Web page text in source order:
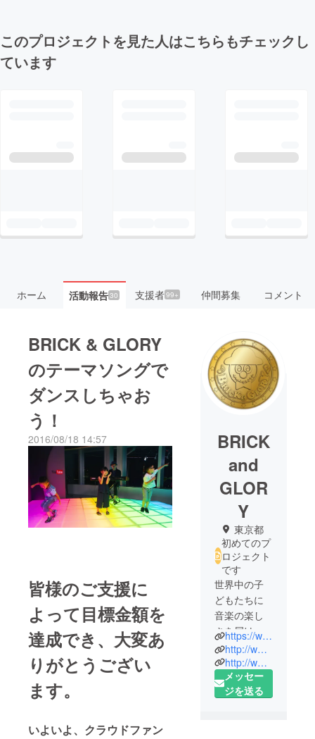
このプロジェクトを見た人はこちらもチェックし
ています
ホーム 活動報告30 支援者99+ 仲間募集 コメント
BRICK & GLORY
のテーマソングで
ダンスしちゃお
う！
2016/08/18 14:57
皆様のご支援に
よって目標金額を
達成でき、大変あ
りがとうござい
ます。
いよいよ、クラウドファン
BRICK
and
GLOR
Y
東京都
初めてのプ
ロジェクト
です
世界中の子
どもたちに
音楽の楽し
さを届ける
プロジェク
ト「BRICK &
GLORY」！
天才ピアニ
https://www.youtube.com/user/HZETTISM
http://www.brickandglory.com
http://www.hzettm.info
メッセー
ジを送る